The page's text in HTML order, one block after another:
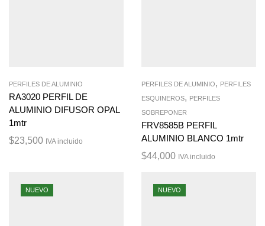
PERFILES DE ALUMINIO
RA3020 PERFIL DE
ALUMINIO DIFUSOR OPAL
1mtr
$23,500 IVA incluido
PERFILES DE ALUMINIO, PERFILES
ESQUINEROS, PERFILES
SOBREPONER
FRV8585B PERFIL
ALUMINIO BLANCO 1mtr
$44,000 IVA incluido
NUEVO NUEVO